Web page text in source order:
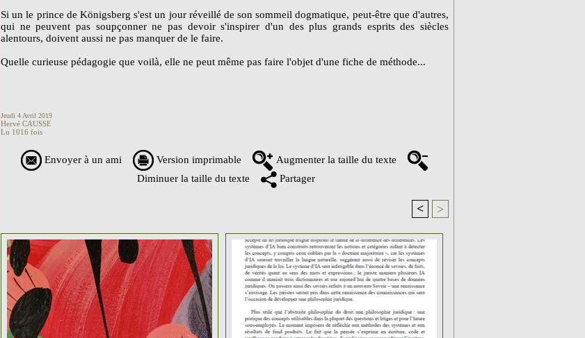
Si un le prince de Königsberg s'est un jour réveillé de son sommeil dogmatique, peut-être que d'autres,
qui ne peuvent pas soupçonner ne pas devoir s'inspirer d'un des plus grands esprits des siècles
alentours, doivent aussi ne pas manquer de le faire.
Quelle curieuse pédagogie que voilà, elle ne peut même pas faire l'objet d'une fiche de méthode...
Jeudi 4 Avril 2019
Hervé CAUSSE
Lu 1016 fois
Envoyer à un ami Version imprimable
Augmenter la taille du texte
Diminuer la taille du texte
Partager
< >